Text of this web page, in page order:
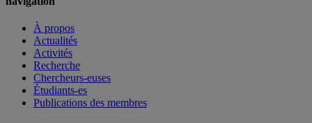
À propos
Actualités
Activités
Recherche
Chercheurs-euses
Étudiants-es
Publications des membres